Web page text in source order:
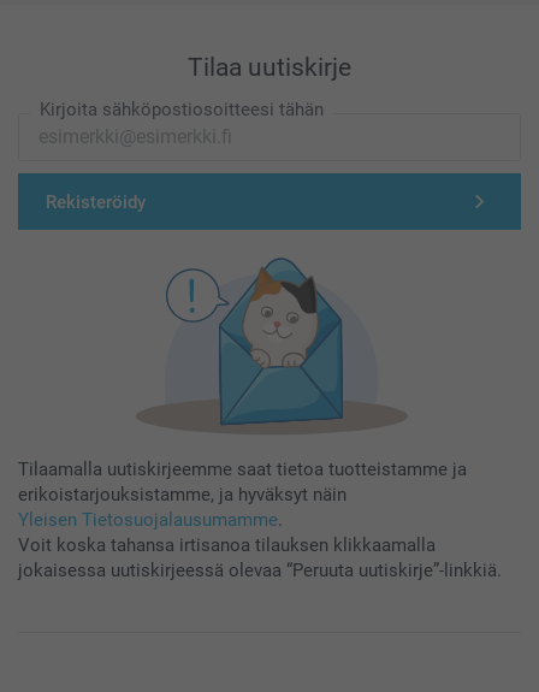
Tilaa uutiskirje
Kirjoita sähköpostiosoitteesi tähän
Rekisteröidy
Tilaamalla uutiskirjeemme saat tietoa tuotteistamme ja
erikoistarjouksistamme, ja hyväksyt näin
Yleisen Tietosuojalausumamme.
Voit koska tahansa irtisanoa tilauksen klikkaamalla
jokaisessa uutiskirjeessä olevaa “Peruuta uutiskirje”-linkkiä.